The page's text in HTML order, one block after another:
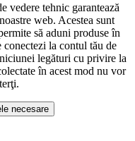
vedere tehnic garantează
web. Acestea sunt
să aduni produse în
conectezi la contul tău de
legături cu privire la
în acest mod nu vor
necesare